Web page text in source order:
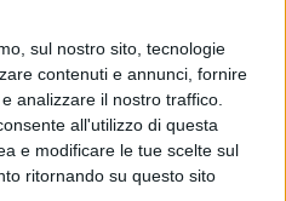
sul nostro sito, tecnologie
contenuti e annunci, fornire
analizzare il nostro traffico.
all'utilizzo di questa
e modificare le tue scelte sul
ritornando su questo sito
. A Denver, Colorado, ai
la riapertura si sono
manifestanti:
che hanno
incroci in cui passava